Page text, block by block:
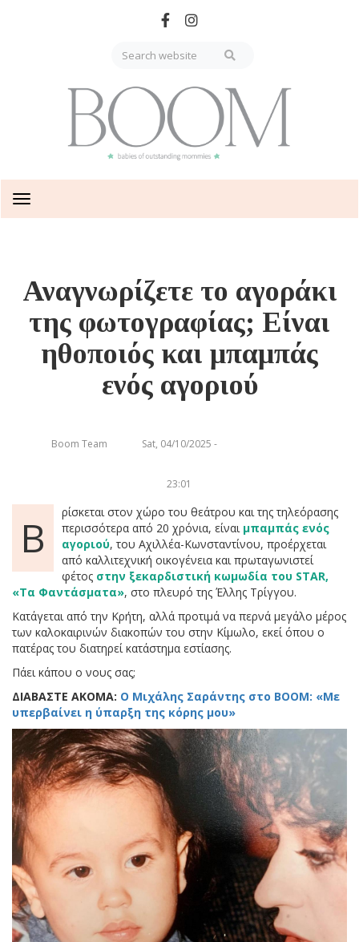
Toggle
navigation
Αναγνωρίζετε το αγοράκι
της φωτογραφίας; Είναι
ηθοποιός και μπαμπάς
ενός αγοριού
Boom Team Sat, 04/10/2025 -
23:01
Β
ρίσκεται στον χώρο του θεάτρου και της τηλεόρασης
περισσότερα από 20 χρόνια, είναι μπαμπάς ενός
αγοριού, του Αχιλλέα-Κωνσταντίνου, προέρχεται
από καλλιτεχνική οικογένεια και πρωταγωνιστεί
φέτος στην ξεκαρδιστική κωμωδία του STAR,
«Τα Φαντάσματα», στο πλευρό της Έλλης Τρίγγου.
Κατάγεται από την Κρήτη, αλλά προτιμά να περνά μεγάλο μέρος
των καλοκαιρινών διακοπών του στην Κίμωλο, εκεί όπου ο
πατέρας του διατηρεί κατάστημα εστίασης.
Πάει κάπου ο νους σας;
ΔΙΑΒΑΣΤΕ ΑΚΟΜΑ: Ο Μιχάλης Σαράντης στο BOOM: «Με
υπερβαίνει η ύπαρξη της κόρης μου»